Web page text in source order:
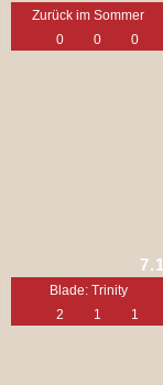
Zurück im Sommer
0
0 0
Blade: Trinity
2 1 1